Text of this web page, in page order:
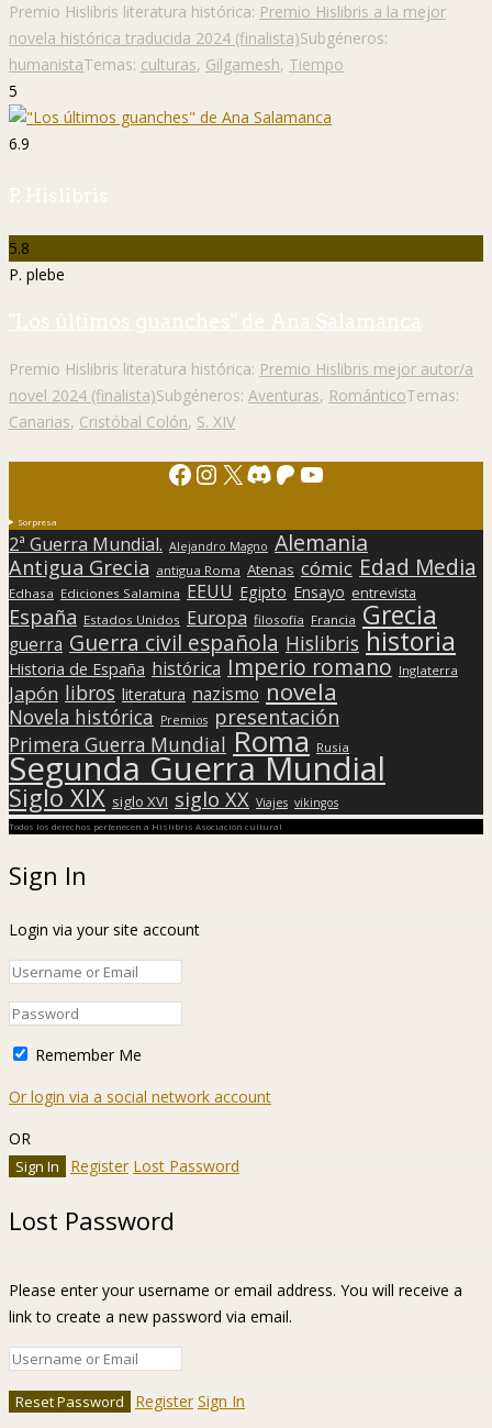
Premio Hislibris literatura histórica: Premio Hislibris a la mejor
novela histórica traducida 2024 (finalista)Subgéneros:
humanistaTemas: culturas, Gilgamesh, Tiempo
5
6.9
P. Hislibris
5.8
P. plebe
"Los últimos guanches" de Ana Salamanca
Premio Hislibris literatura histórica: Premio Hislibris mejor autor/a
novel 2024 (finalista)Subgéneros: Aventuras, RománticoTemas:
Canarias, Cristóbal Colón, S. XIV
Facebook
Instagram
X Discord
Patreon
YouTube
Sorpresa
2ª Guerra Mundial. Alejandro Magno Alemania
Antigua Grecia antigua Roma Atenas cómic Edad Media
Edhasa Ediciones Salamina EEUU Egipto Ensayo entrevista
España Estados Unidos Europa filosofía Francia Grecia
guerra Guerra civil española Hislibris historia
Historia de España histórica Imperio romano Inglaterra
Japón libros literatura nazismo novela
Novela histórica Premios presentación
Primera Guerra Mundial Roma Rusia
Segunda Guerra Mundial
Siglo XIX siglo XVI siglo XX Viajes vikingos
Todos los derechos pertenecen a Hislibris Asociación cultural
Sign In
Login via your site account
Remember Me
Or login via a social network account
OR
Register Lost Password
Lost Password
Please enter your username or email address. You will receive a
link to create a new password via email.
Register Sign In